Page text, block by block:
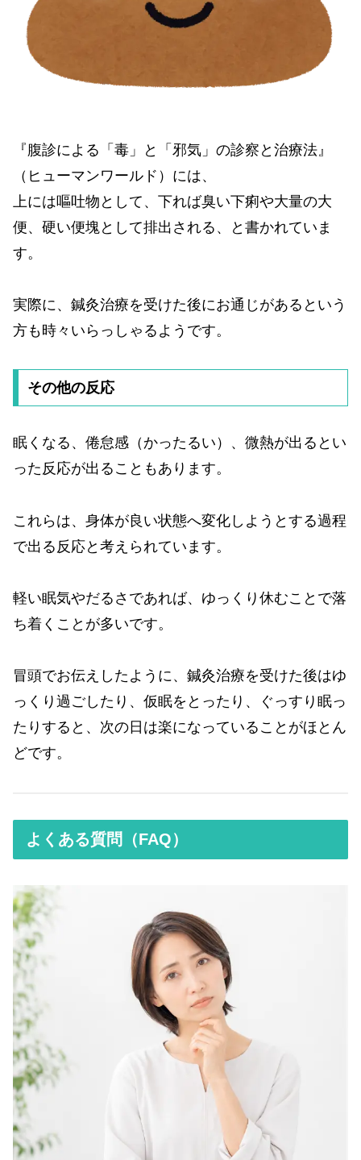
『腹診による「毒」と「邪気」の診察と治療法』
（ヒューマンワールド）には、
上には嘔吐物として、下れば臭い下痢や大量の大
便、硬い便塊として排出される、と書かれていま
す。
実際に、鍼灸治療を受けた後にお通じがあるという
方も時々いらっしゃるようです。
その他の反応
眠くなる、倦怠感（かったるい）、微熱が出るとい
った反応が出ることもあります。
これらは、身体が良い状態へ変化しようとする過程
で出る反応と考えられています。
軽い眠気やだるさであれば、ゆっくり休むことで落
ち着くことが多いです。
冒頭でお伝えしたように、鍼灸治療を受けた後はゆ
っくり過ごしたり、仮眠をとったり、ぐっすり眠っ
たりすると、次の日は楽になっていることがほとん
どです。
よくある質問（FAQ）